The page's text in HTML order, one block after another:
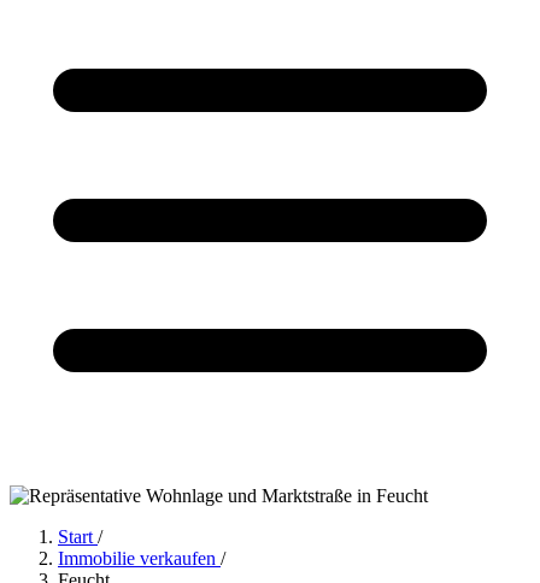
Start /
Immobilie verkaufen /